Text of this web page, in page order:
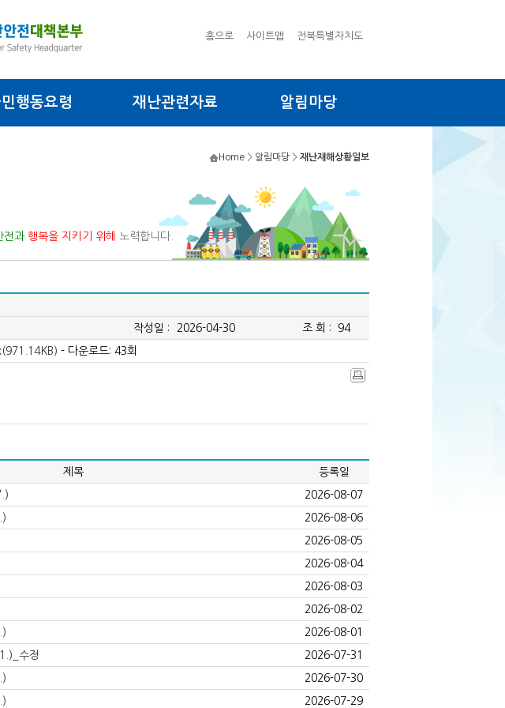
홈으로 사이트맵 전북특별자치도
행동요령 재난관련자료 알림마당
Home > 알림마당 > 재난재해상황일보
전과 행복을 지키기 위해 노력합니다.
작성일 : 2026-04-30 조 회 : 94
- 다운로드: 43회
제목 등록일
2026-08-07
2026-08-06
2026-08-05
2026-08-04
2026-08-03
2026-08-02
2026-08-01
수정 2026-07-31
2026-07-30
2026-07-29